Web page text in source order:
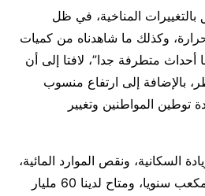
بالتغييرات المناخية، في ظل
وكذلك ما شاهدناه من كميات
متطرفة جدا”، لافتا إلى أن
بالإضافة إلى ارتفاع منسوب
توطين المواطنين وتغيير
السكانية، ونقص الموارد المائية،
حيث نحتاج 114 مليار متر مكعب سنويا، ومتاح لدينا 60 مليار